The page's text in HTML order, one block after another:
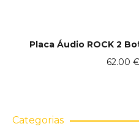
Placa Áudio ROCK 2
62.00 €
Categorias